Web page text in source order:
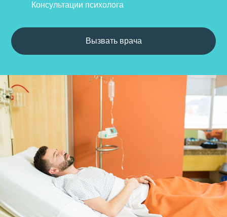
Консультации психолога
Вызвать врача